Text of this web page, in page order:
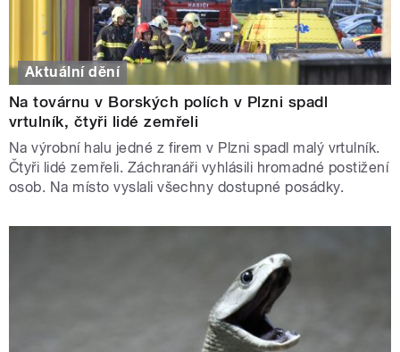
Aktuální dění
Na továrnu v Borských polích v Plzni spadl
vrtulník, čtyři lidé zemřeli
Na výrobní halu jedné z firem v Plzni spadl malý vrtulník.
Čtyři lidé zemřeli. Záchranáři vyhlásili hromadné postižení
osob. Na místo vyslali všechny dostupné posádky.